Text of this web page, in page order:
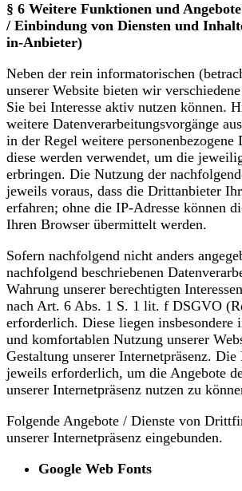
§ 6 Weitere Funktionen und
/ Einbindung von Diensten und
in-Anbieter)
Neben der rein informatorischen
unserer Website bieten wir
Sie bei Interesse aktiv nutzen können.
weitere Datenverarbeitungsvorgänge
in der Regel weitere personenbezogene
diese werden verwendet, um die
erbringen. Die Nutzung der
jeweils voraus, dass die Drittanbieter
erfahren; ohne die IP-Adresse können
Ihren Browser übermittelt werden.
Sofern nachfolgend nicht anders
nachfolgend beschriebenen
Wahrung unserer berechtigten
nach Art. 6 Abs. 1 S. 1 lit. f DSGVO
erforderlich. Diese liegen insbesondere
und komfortablen Nutzung unserer
Gestaltung unserer Internetpräsenz.
jeweils erforderlich, um die Angebote
unserer Internetpräsenz nutzen zu
Folgende Angebote / Dienste von
unserer Internetpräsenz eingebunden.
Google Web Fonts